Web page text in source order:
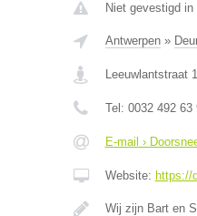
Niet gevestigd
Antwerpen»
Leeuwlantstraat
Tel: 0032 492 63
E-mail ›
Website: https://
Wij zijn Bart en